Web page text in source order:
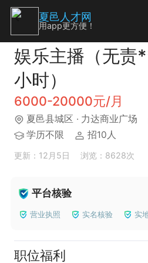
娱乐主播（无责
小时）
6000-20000元/月
夏邑县城区 · 力达商业广场
学历不限
招10人
更新：12月5日 浏览：8628次
平台核验
营业执照 实名核验 实
职位福利
夏邑人才网
用app更方便！